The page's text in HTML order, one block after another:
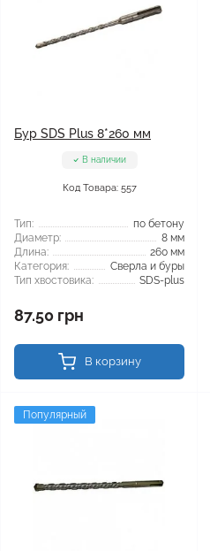
Бур SDS Plus 8*260 мм
В наличии
Код Товара: 557
Тип:
по бетону
Диаметр:
8 мм
Длина:
260 мм
Категория:
Сверла и буры
Тип хвостовика:
SDS-plus
87.50 грн
В корзину
Популярный